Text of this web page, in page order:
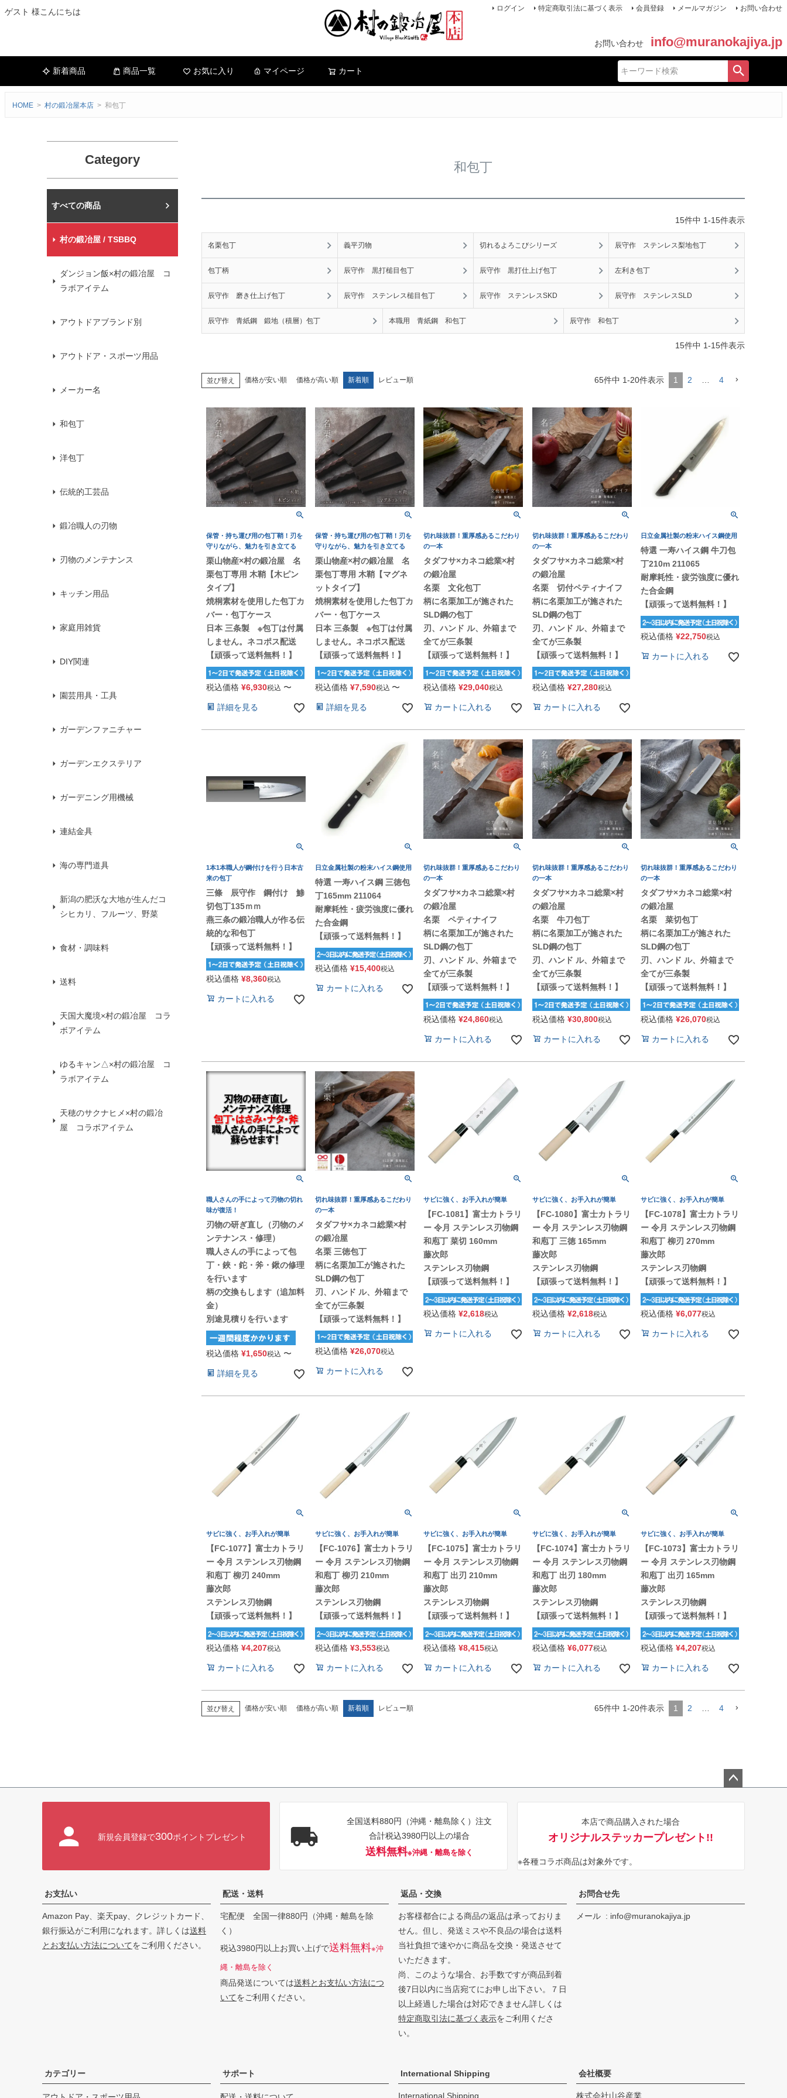
ゲスト 様こんにちは ログイン 特定商取引法に基づく表示 会員登録 メールマガジン お問い合わせ
お問い合わせ info@muranokajiya.jp
新着商品 商品一覧 お気に入り マイページ カート
HOME 村の鍛冶屋本店 和包丁
Category
村の鍛冶屋本店
村の鍛冶屋 / TSBBQ
ダンジョン飯×村の鍛冶屋 コ
ラボアイテム
アウトドアブランド別
アウトドア・スポーツ用品
メーカー名
和包丁
洋包丁
伝統的工芸品
鍛冶職人の刃物
刃物のメンテナンス
キッチン用品
家庭用雑貨
DIY関連
園芸用具・工具
ガーデンファニチャー
ガーデンエクステリア
ガーデニング用機械
連結金具
海の専門道具
新潟の肥沃な大地が生んだコ
シヒカリ、フルーツ、野菜
食材・調味料
送料
天国大魔境×村の鍛冶屋 コラ
ボアイテム
ゆるキャン△×村の鍛冶屋 コ
ラボアイテム
天穂のサクナヒメ×村の鍛冶
屋 コラボアイテム
和包丁
15件中 1-15件表示
名栗包丁 義平刃物 切れるよろこびシリーズ 辰守作 ステンレス梨地包丁
包丁柄 辰守作 黒打槌目包丁 辰守作 黒打仕上げ包丁 左利き包丁
辰守作 磨き仕上げ包丁 辰守作 ステンレス槌目包丁 辰守作 ステンレスSKD 辰守作 ステンレスSLD
辰守作 青紙鋼 鍛地（積層）包丁 本職用 青紙鋼 和包丁 辰守作 和包丁
15件中 1-15件表示
並び替え 価格が安い順 価格が高い順 新着順 レビュー順 65件中 1-20件表示 1 2 … 4
保管・持ち運び用の包丁鞘！刃を
守りながら、魅力を引き立てる
栗山物産×村の鍛冶屋 名
栗包丁専用 木鞘【木ピン
タイプ】
焼桐素材を使用した包丁カ
バー・包丁ケース
日本 三条製 ※包丁は付属
しません。ネコポス配送
【頑張って送料無料！】
税込価格 ¥6,930税込 〜
詳細を見る
保管・持ち運び用の包丁鞘！刃を
守りながら、魅力を引き立てる
栗山物産×村の鍛冶屋 名
栗包丁専用 木鞘【マグネ
ットタイプ】
焼桐素材を使用した包丁カ
バー・包丁ケース
日本 三条製 ※包丁は付属
しません。ネコポス配送
【頑張って送料無料！】
税込価格 ¥7,590税込 〜
詳細を見る
切れ味抜群！重厚感あるこだわり
の一本
タダフサ×カネコ総業×村
の鍛冶屋
名栗 文化包丁
柄に名栗加工が施された
SLD鋼の包丁
刃、ハンド ル、外箱まで
全てが三条製
【頑張って送料無料！】
税込価格 ¥29,040税込
カートに入れる
切れ味抜群！重厚感あるこだわり
の一本
タダフサ×カネコ総業×村
の鍛冶屋
名栗 切付ペティナイフ
柄に名栗加工が施された
SLD鋼の包丁
刃、ハンド ル、外箱まで
全てが三条製
【頑張って送料無料！】
税込価格 ¥27,280税込
カートに入れる
日立金属社製の粉末ハイス鋼使用
特選 一寿ハイス鋼 牛刀包
丁210m 211065
耐摩耗性・疲労強度に優れ
た合金鋼
【頑張って送料無料！】
税込価格 ¥22,750税込
カートに入れる
1本1本職人が鋼付けを行う日本古
来の包丁
三條 辰守作 鋼付け 鯵
切包丁135ｍｍ
燕三条の鍛冶職人が作る伝
統的な和包丁
【頑張って送料無料！】
税込価格 ¥8,360税込
カートに入れる
日立金属社製の粉末ハイス鋼使用
特選 一寿ハイス鋼 三徳包
丁165mm 211064
耐摩耗性・疲労強度に優れ
た合金鋼
【頑張って送料無料！】
税込価格 ¥15,400税込
カートに入れる
切れ味抜群！重厚感あるこだわり
の一本
タダフサ×カネコ総業×村
の鍛冶屋
名栗 ペティナイフ
柄に名栗加工が施された
SLD鋼の包丁
刃、ハンド ル、外箱まで
全てが三条製
【頑張って送料無料！】
税込価格 ¥24,860税込
カートに入れる
切れ味抜群！重厚感あるこだわり
の一本
タダフサ×カネコ総業×村
の鍛冶屋
名栗 牛刀包丁
柄に名栗加工が施された
SLD鋼の包丁
刃、ハンド ル、外箱まで
全てが三条製
【頑張って送料無料！】
税込価格 ¥30,800税込
カートに入れる
切れ味抜群！重厚感あるこだわり
の一本
タダフサ×カネコ総業×村
の鍛冶屋
名栗 菜切包丁
柄に名栗加工が施された
SLD鋼の包丁
刃、ハンド ル、外箱まで
全てが三条製
【頑張って送料無料！】
税込価格 ¥26,070税込
カートに入れる
職人さんの手によって刃物の切れ
味が復活！
刃物の研ぎ直し（刃物のメ
ンテナンス・修理）
職人さんの手によって包
丁・鋏・鉈・斧・鍬の修理
を行います
柄の交換もします（追加料
金）
別途見積りを行います
税込価格 ¥1,650税込 〜
詳細を見る
切れ味抜群！重厚感あるこだわり
の一本
タダフサ×カネコ総業×村
の鍛冶屋
名栗 三徳包丁
柄に名栗加工が施された
SLD鋼の包丁
刃、ハンド ル、外箱まで
全てが三条製
【頑張って送料無料！】
税込価格 ¥26,070税込
カートに入れる
サビに強く、お手入れが簡単
【FC-1081】富士カトラリ
ー 令月 ステンレス刃物鋼
和庖丁 菜切 160mm
藤次郎
ステンレス刃物鋼
【頑張って送料無料！】
税込価格 ¥2,618税込
カートに入れる
サビに強く、お手入れが簡単
【FC-1080】富士カトラリ
ー 令月 ステンレス刃物鋼
和庖丁 三徳 165mm
藤次郎
ステンレス刃物鋼
【頑張って送料無料！】
税込価格 ¥2,618税込
カートに入れる
サビに強く、お手入れが簡単
【FC-1078】富士カトラリ
ー 令月 ステンレス刃物鋼
和庖丁 柳刃 270mm
藤次郎
ステンレス刃物鋼
【頑張って送料無料！】
税込価格 ¥6,077税込
カートに入れる
サビに強く、お手入れが簡単
【FC-1077】富士カトラリ
ー 令月 ステンレス刃物鋼
和庖丁 柳刃 240mm
藤次郎
ステンレス刃物鋼
【頑張って送料無料！】
税込価格 ¥4,207税込
カートに入れる
サビに強く、お手入れが簡単
【FC-1076】富士カトラリ
ー 令月 ステンレス刃物鋼
和庖丁 柳刃 210mm
藤次郎
ステンレス刃物鋼
【頑張って送料無料！】
税込価格 ¥3,553税込
カートに入れる
サビに強く、お手入れが簡単
【FC-1075】富士カトラリ
ー 令月 ステンレス刃物鋼
和庖丁 出刃 210mm
藤次郎
ステンレス刃物鋼
【頑張って送料無料！】
税込価格 ¥8,415税込
カートに入れる
サビに強く、お手入れが簡単
【FC-1074】富士カトラリ
ー 令月 ステンレス刃物鋼
和庖丁 出刃 180mm
藤次郎
ステンレス刃物鋼
【頑張って送料無料！】
税込価格 ¥6,077税込
カートに入れる
サビに強く、お手入れが簡単
【FC-1073】富士カトラリ
ー 令月 ステンレス刃物鋼
和庖丁 出刃 165mm
藤次郎
ステンレス刃物鋼
【頑張って送料無料！】
税込価格 ¥4,207税込
カートに入れる
並び替え 価格が安い順 価格が高い順 新着順 レビュー順 65件中 1-20件表示 1 2 … 4
新規会員登録で300ポイントプレゼント
全国送料880円（沖縄・離島除く）注文
合計税込3980円以上の場合
送料無料※沖縄・離島を除く
本店で商品購入された場合
オリジナルステッカープレゼント!!
※各種コラボ商品は対象外です。
お支払い
Amazon Pay、楽天pay、クレジットカード、
銀行振込がご利用になれます。詳しくは送料
とお支払い方法についてをご利用ください。
配送・送料
宅配便 全国一律880円（沖縄・離島を除
く）
税込3980円以上お買い上げで送料無料※沖
縄・離島を除く
商品発送については送料とお支払い方法につ
いてをご利用ください。
返品・交換
お客様都合による商品の返品は承っておりま
せん。但し、発送ミスや不良品の場合は送料
当社負担で速やかに商品を交換・発送させて
いただきます。
尚、このような場合、お手数ですが商品到着
後7日以内に当店宛てにお申し出下さい。７日
以上経過した場合は対応できません詳しくは
特定商取引法に基づく表示をご利用くださ
い。
お問合せ先
メール info@muranokajiya.jp
カテゴリー サポート International Shipping
International Shipping
会社概要
株式会社山谷産業